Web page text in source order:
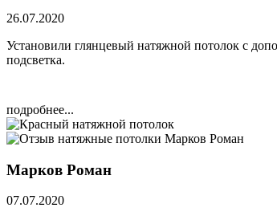
26.07.2020
Установили глянцевый натяжной потолок с
подсветка.
подробнее...
Марков Роман
07.07.2020